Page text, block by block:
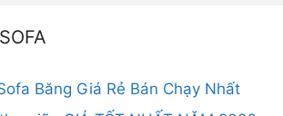
Băng Giá Rẻ Bán Chạy Nhất